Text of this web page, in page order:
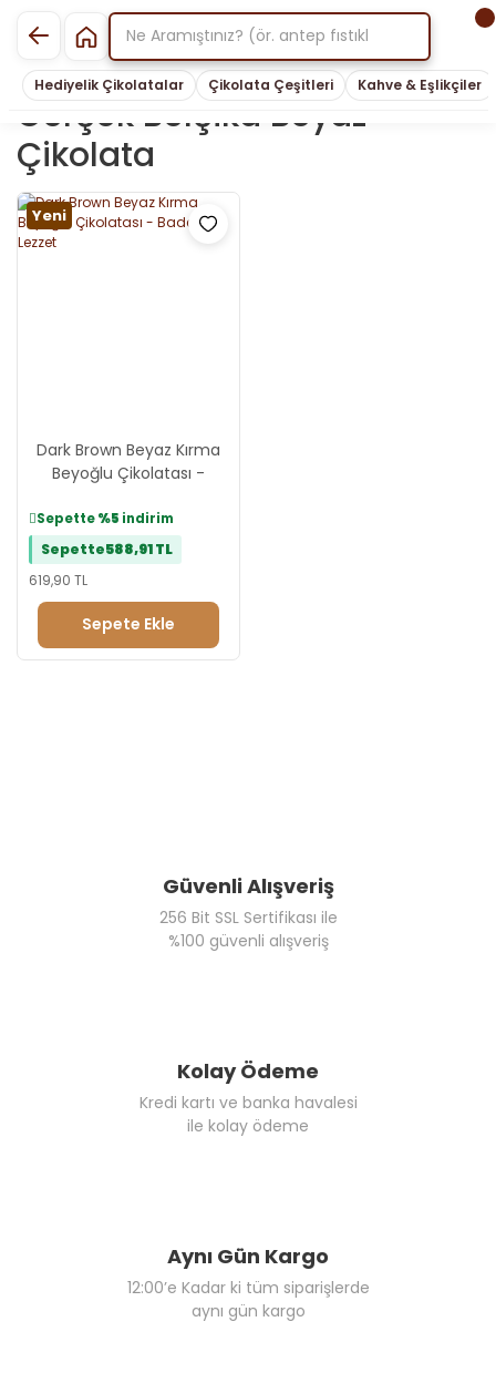
Hediyelik Çikolatalar Çikolata Çeşitleri Kahve & Eşlikçiler
Gerçek Belçika Beyaz
Çikolata
Yeni
Dark Brown Beyaz Kırma
Beyoğlu Çikolatası -
Sepette%5 indirim
Sepette588,91 TL
619,90 TL
Sepete Ekle
Güvenli Alışveriş
256 Bit SSL Sertifikası ile
%100 güvenli alışveriş
Kolay Ödeme
Kredi kartı ve banka havalesi
ile kolay ödeme
Aynı Gün Kargo
12:00’e Kadar ki tüm siparişlerde
aynı gün kargo